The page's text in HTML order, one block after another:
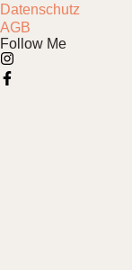
Datenschutz
AGB
Follow Me